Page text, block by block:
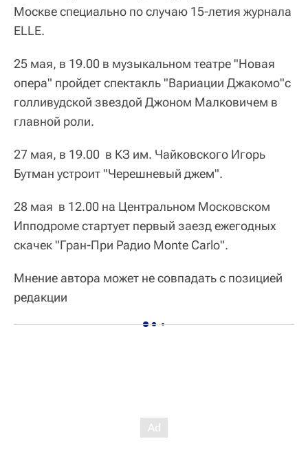
Москве специально по случаю 15-летия журнала
ELLE.
25 мая, в 19.00 в музыкальном театре "Новая
опера" пройдет спектакль "Вариации Джакомо"c
голливудской звездой Джоном Малковичем в
главной роли.
27 мая, в 19.00 в КЗ им. Чайковского Игорь
Бутман устроит "Черешневый джем".
28 мая в 12.00 на Центральном Московском
Ипподроме стартует первый заезд ежегодных
скачек "Гран-При Радио Monte Carlo".
Мнение автора может не совпадать с позицией
редакции